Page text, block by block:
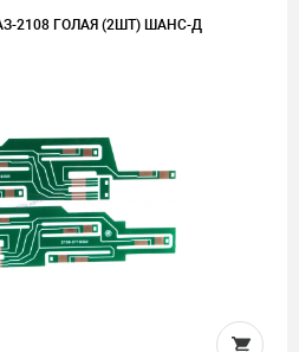
2108 ГОЛАЯ (2ШТ) ШАНС-Д